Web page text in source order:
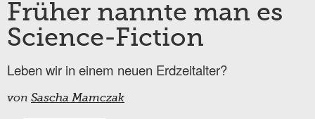
Früher nannte man es
Science-Fiction
Leben wir in einem neuen Erdzeitalter?
von Sascha Mamczak